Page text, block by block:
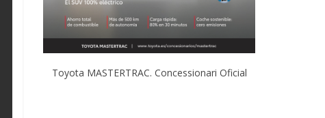
Toyota MASTERTRAC. Concessionari Oficial